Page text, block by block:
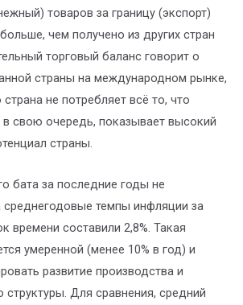
товаров за границу (экспорт)
чем получено из других стран
торговый баланс говорит о
страны на международном рынке,
не потребляет всё то, что
в свою очередь, показывает высокий
страны.
бата за последние годы не
среднегодовые темпы инфляции за
времени составили 2,8%. Такая
умеренной (менее 10% в год) и
развитие производства и
Для сравнения, средний